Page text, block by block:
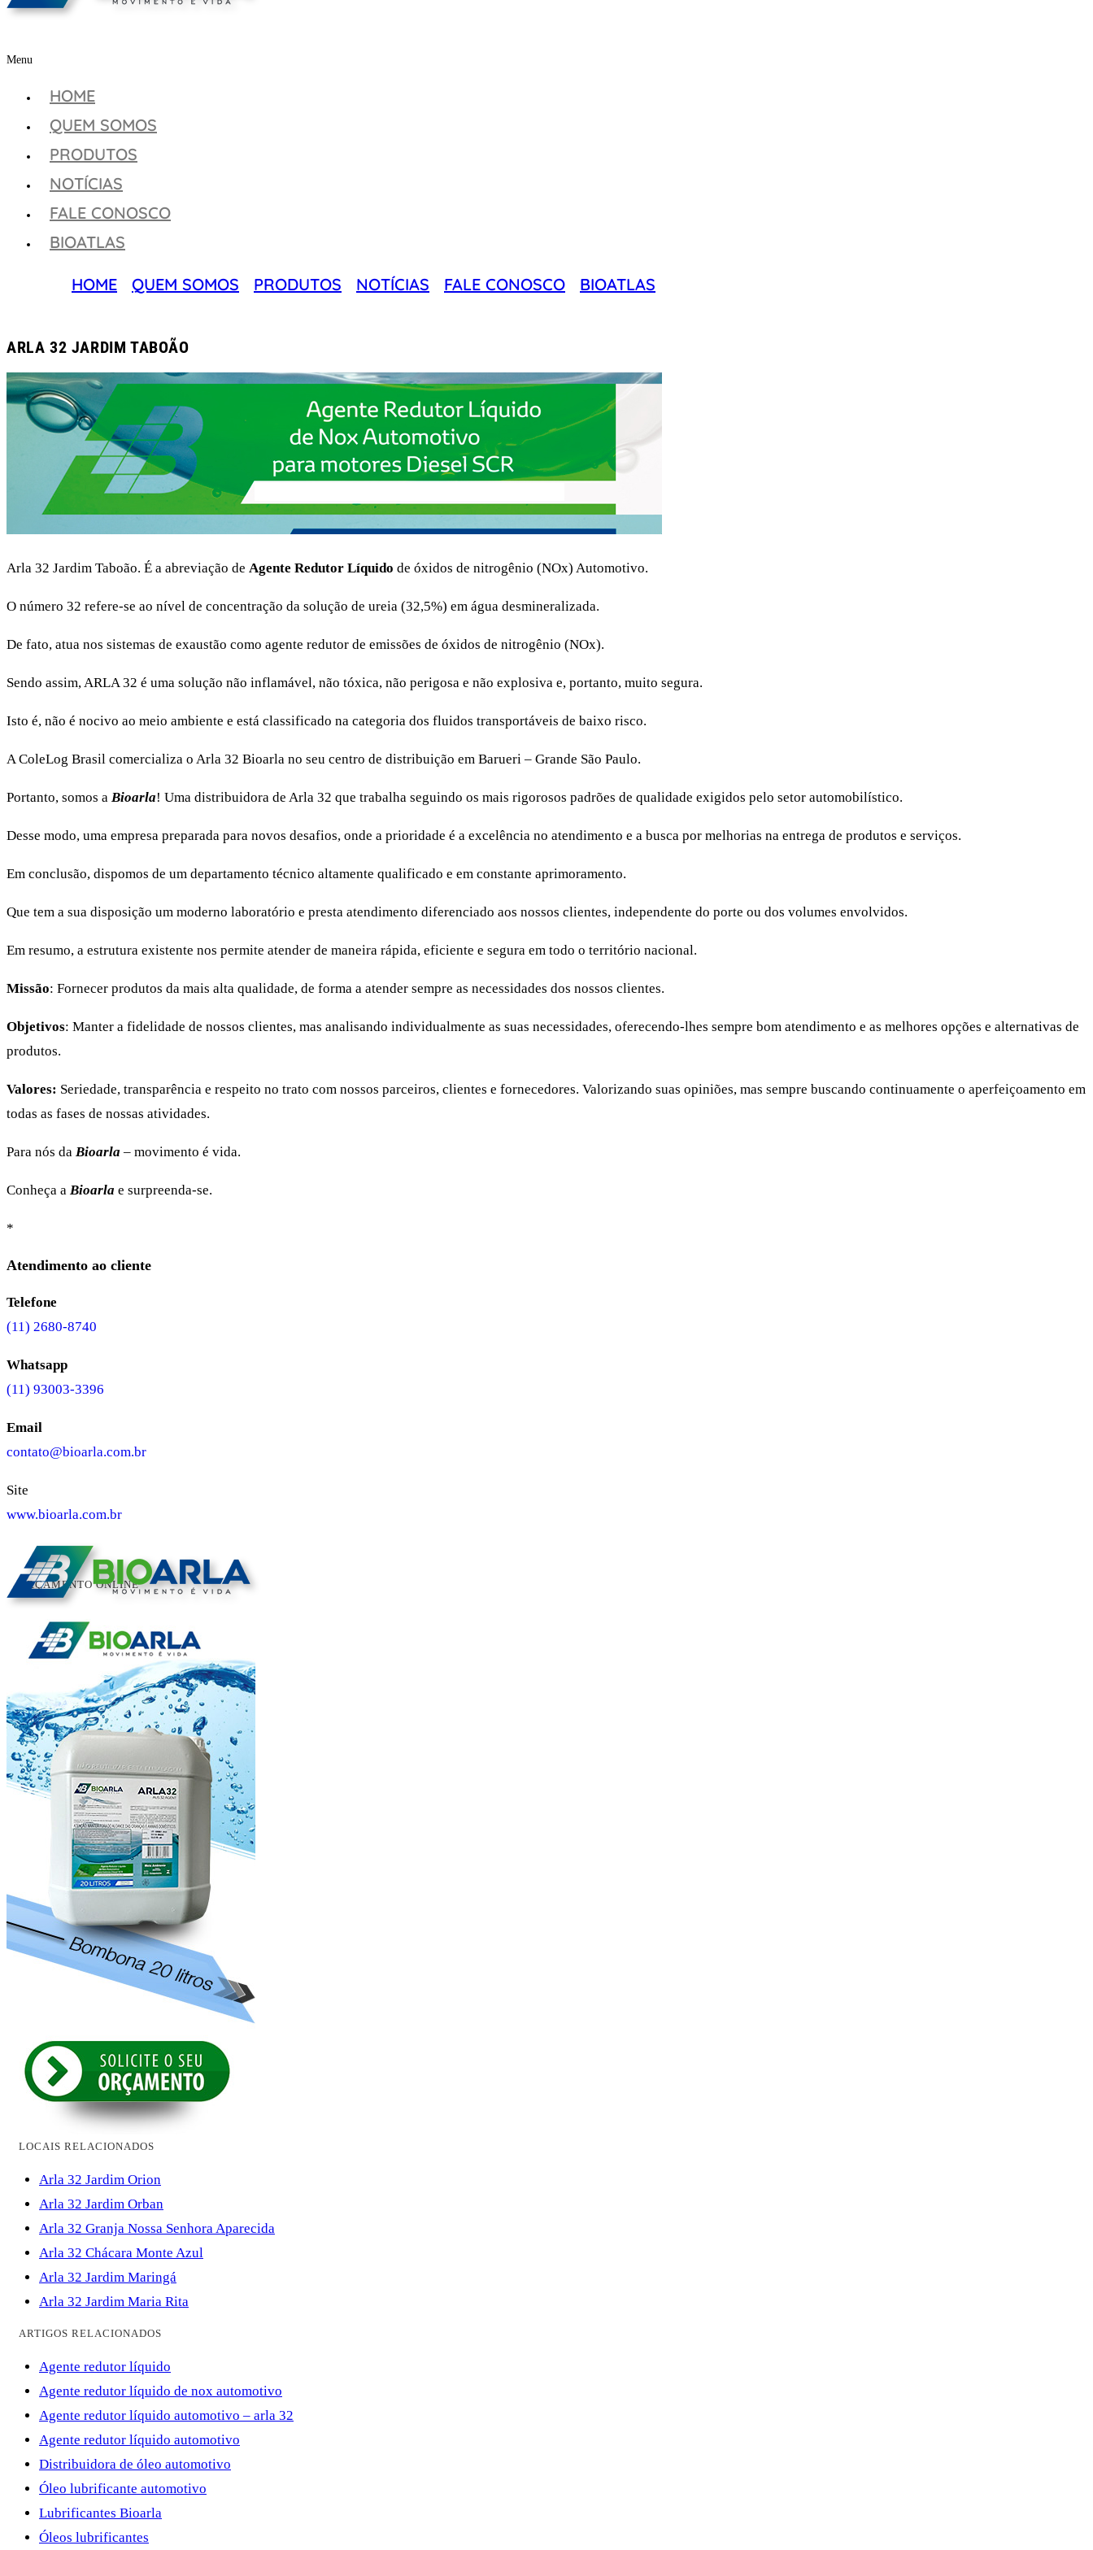
Menu
HOME
QUEM SOMOS
PRODUTOS
NOTÍCIAS
FALE CONOSCO
BIOATLAS
HOME QUEM SOMOS PRODUTOS NOTÍCIAS FALE CONOSCO BIOATLAS
ARLA 32 JARDIM TABOÃO
Arla 32 Jardim Taboão. É a abreviação de Agente Redutor Líquido de óxidos de nitrogênio (NOx) Automotivo.
O número 32 refere-se ao nível de concentração da solução de ureia (32,5%) em água desmineralizada.
De fato, atua nos sistemas de exaustão como agente redutor de emissões de óxidos de nitrogênio (NOx).
Sendo assim, ARLA 32 é uma solução não inflamável, não tóxica, não perigosa e não explosiva e, portanto, muito segura.
Isto é, não é nocivo ao meio ambiente e está classificado na categoria dos fluidos transportáveis de baixo risco.
A ColeLog Brasil comercializa o Arla 32 Bioarla no seu centro de distribuição em Barueri – Grande São Paulo.
Portanto, somos a Bioarla! Uma distribuidora de Arla 32 que trabalha seguindo os mais rigorosos padrões de qualidade exigidos pelo setor automobilístico.
Desse modo, uma empresa preparada para novos desafios, onde a prioridade é a excelência no atendimento e a busca por melhorias na entrega de produtos e serviços.
Em conclusão, dispomos de um departamento técnico altamente qualificado e em constante aprimoramento.
Que tem a sua disposição um moderno laboratório e presta atendimento diferenciado aos nossos clientes, independente do porte ou dos volumes envolvidos.
Em resumo, a estrutura existente nos permite atender de maneira rápida, eficiente e segura em todo o território nacional.
Missão: Fornecer produtos da mais alta qualidade, de forma a atender sempre as necessidades dos nossos clientes.
Objetivos: Manter a fidelidade de nossos clientes, mas analisando individualmente as suas necessidades, oferecendo-lhes sempre bom atendimento e as melhores opções e alternativas de
produtos.
Valores: Seriedade, transparência e respeito no trato com nossos parceiros, clientes e fornecedores. Valorizando suas opiniões, mas sempre buscando continuamente o aperfeiçoamento em
todas as fases de nossas atividades.
Para nós da Bioarla – movimento é vida.
Conheça a Bioarla e surpreenda-se.
*
Atendimento ao cliente
Telefone
(11) 2680-8740
Whatsapp
(11) 93003-3396
Email
contato@bioarla.com.br
Site
www.bioarla.com.br
ORÇAMENTO ONLINE
LOCAIS RELACIONADOS
Arla 32 Jardim Orion
Arla 32 Jardim Orban
Arla 32 Granja Nossa Senhora Aparecida
Arla 32 Chácara Monte Azul
Arla 32 Jardim Maringá
Arla 32 Jardim Maria Rita
ARTIGOS RELACIONADOS
Agente redutor líquido
Agente redutor líquido de nox automotivo
Agente redutor líquido automotivo – arla 32
Agente redutor líquido automotivo
Distribuidora de óleo automotivo
Óleo lubrificante automotivo
Lubrificantes Bioarla
Óleos lubrificantes